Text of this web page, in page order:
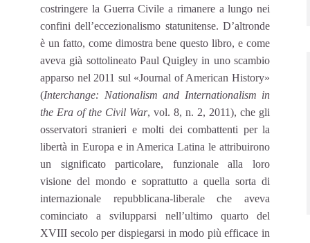
costringere la Guerra Civile a rimanere a lungo nei
confini dell’eccezionalismo statunitense. D’altronde
è un fatto, come dimostra bene questo libro, e come
aveva già sottolineato Paul Quigley in uno scambio
apparso nel 2011 sul «Journal of American History»
(Interchange: Nationalism and Internationalism in
the Era of the Civil War, vol. 8, n. 2, 2011), che gli
osservatori stranieri e molti dei combattenti per la
libertà in Europa e in America Latina le attribuirono
un significato particolare, funzionale alla loro
visione del mondo e soprattutto a quella sorta di
internazionale repubblicana-liberale che aveva
cominciato a svilupparsi nell’ultimo quarto del
XVIII secolo per dispiegarsi in modo più efficace in